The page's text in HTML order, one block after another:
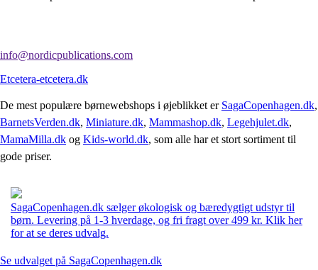
info@nordicpublications.com
Etcetera-etcetera.dk
De mest populære børnewebshops i øjeblikket er SagaCopenhagen.dk,
BarnetsVerden.dk, Miniature.dk, Mammashop.dk, Legehjulet.dk,
MamaMilla.dk og Kids-world.dk, som alle har et stort sortiment til
gode priser.
SagaCopenhagen.dk sælger økologisk og bæredygtigt udstyr til
børn. Levering på 1-3 hverdage, og fri fragt over 499 kr. Klik her
for at se deres udvalg.
Se udvalget på SagaCopenhagen.dk